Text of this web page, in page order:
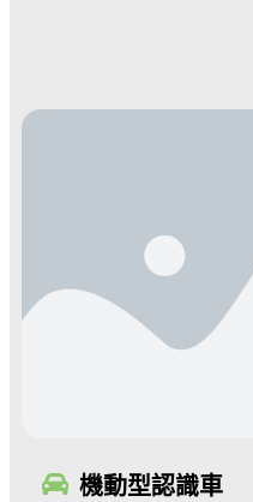
機動型認識車